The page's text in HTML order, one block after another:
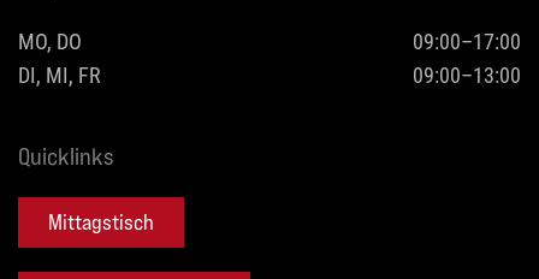
MO, DO
09:00–17:00
DI, MI, FR
09:00–13:00
Quicklinks
Mittagstisch